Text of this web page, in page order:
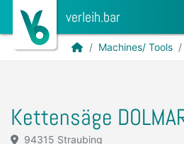
verleih.bar
Machines/ Tools
Kettensäge
94315 Straubing